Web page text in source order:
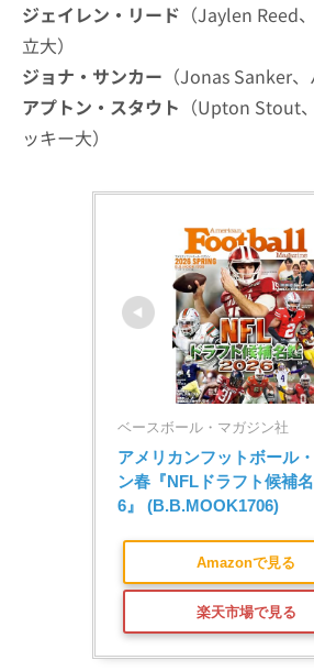
ジェイレン・リード （Jaylen Reed
立大）
ジョナ・サンカー （Jonas Sanker、
アプトン・スタウト （Upton Stout
ッキー大）
ベースボール・マガジン社
アメリカンフットボール
ン春『NFLドラフト候補
6』 (B.B.MOOK1706)
Amazonで見る
楽天市場で見る